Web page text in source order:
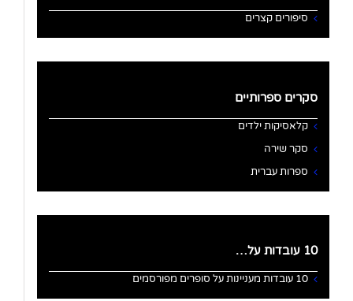
סיפורים קצרים
סקרים ספרותיים
קלאסיקות ילדים
סקר שירה
ספרות עברית
10 עובדות על…
10 עובדות מעניינות על סופרים מפורסמים